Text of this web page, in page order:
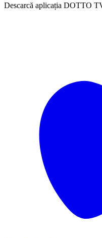
Descarcă aplicația DOTTO